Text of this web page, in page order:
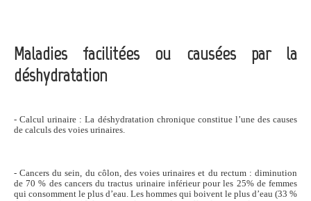
Maladies facilitées ou causées par la
déshydratation
- Calcul urinaire : La déshydratation chronique constitue l’une des causes
de calculs des voies urinaires.
- Cancers du sein, du côlon, des voies urinaires et du rectum : diminution
de 70 % des cancers du tractus urinaire inférieur pour les 25% de femmes
qui consomment le plus d’eau. Les hommes qui boivent le plus d’eau (33 %